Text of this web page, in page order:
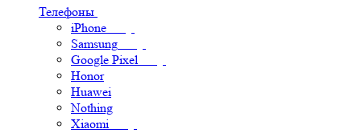
Телефоны
iPhone
Samsung
Google Pixel
Honor
Huawei
Nothing
Xiaomi